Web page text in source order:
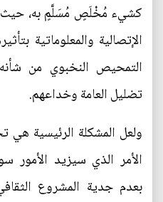
كشيء مُخْلَصٍ مُسَلَّمٍ به، حيث
الإتصالية والمعلوماتية
التمحيص النخبوي من
تضليل العامة وخداعهم.
ولعل المشكلة الرئيسية هي
الأمر الذي سيزيد الأمور
بعدم جدية المشروع